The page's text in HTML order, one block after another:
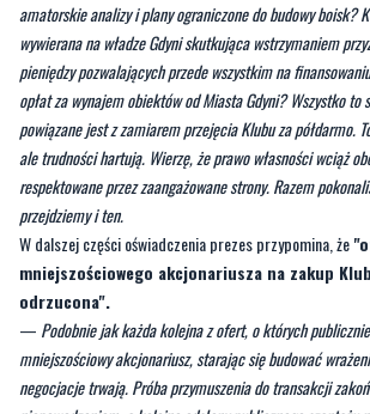
amatorskie analizy i plany ograniczone do budowy boisk?
wywierana na władze Gdyni skutkująca wstrzymaniem
pieniędzy pozwalających przede wszystkim na
opłat za wynajem obiektów od Miasta Gdyni? Wszystko to
powiązane jest z zamiarem przejęcia Klubu za półdarmo.
ale trudności hartują. Wierzę, że prawo własności wciąż
respektowane przez zaangażowane strony. Razem
przejdziemy i ten.
W dalszej części oświadczenia prezes przypomina, że
mniejszościowego akcjonariusza na zakup
odrzucona".
— Podobnie jak każda kolejna z ofert, o których
mniejszościowy akcjonariusz, starając się budować
negocjacje trwają. Próba przymuszenia do transakcji